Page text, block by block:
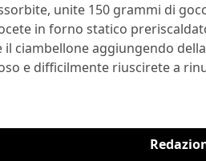
unite 150 grammi di
in forno statico
ciambellone aggiungendo
e difficilmente riuscirete a